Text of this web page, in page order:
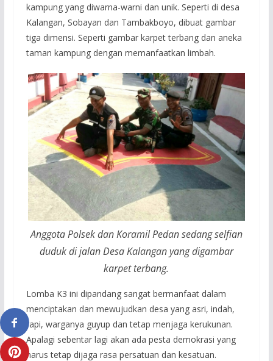
kampung yang diwarna-warni dan unik. Seperti di desa
Kalangan, Sobayan dan Tambakboyo, dibuat gambar
tiga dimensi. Seperti gambar karpet terbang dan aneka
taman kampung dengan memanfaatkan limbah.
Anggota Polsek dan Koramil Pedan sedang selfian
duduk di jalan Desa Kalangan yang digambar
karpet terbang.
Lomba K3 ini dipandang sangat bermanfaat dalam
menciptakan dan mewujudkan desa yang asri, indah,
rapi, warganya guyup dan tetap menjaga kerukunan.
Apalagi sebentar lagi akan ada pesta demokrasi yang
harus tetap dijaga rasa persatuan dan kesatuan.